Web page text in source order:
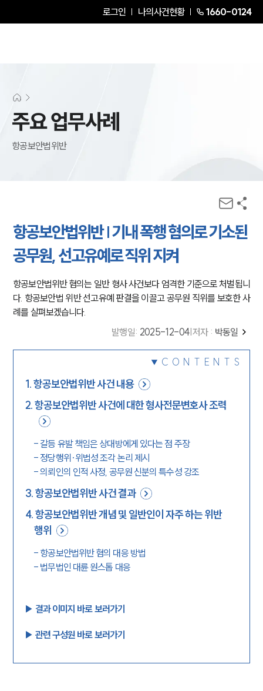
로그인 나의사건현황 1660-0124
주요 업무사례
항공보안법위반
항공보안법위반 | 기내 폭행 혐의로 기소된
공무원, 선고유예로 직위 지켜
항공보안법위반 혐의는 일반 형사 사건보다 엄격한 기준으로 처벌됩니
다. 항공보안법 위반 선고유예 판결을 이끌고 공무원 직위를 보호한 사
례를 살펴보겠습니다.
발행일: 2025-12-04 저자 : 박동일
CONTENTS
1.항공보안법위반 사건 내용
2.항공보안법위반 사건에 대한 형사전문변호사 조력
- 갈등 유발 책임은 상대방에게 있다는 점 주장
- 정당행위·위법성 조각 논리 제시
-의뢰인의 인적 사정, 공무원 신분의 특수성 강조
3.항공보안법위반 사건 결과
4.항공보안법위반 개념 및 일반인이 자주 하는 위반
행위
- 항공보안법위반 혐의 대응 방법
- 법무법인 대륜 원스톱 대응
▶︎ 결과 이미지 바로 보러가기
▶︎ 관련 구성원 바로 보러가기